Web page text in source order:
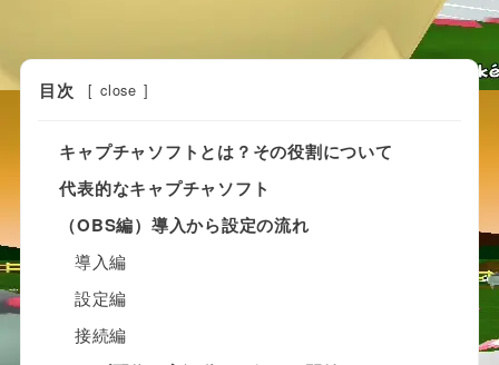
目次 [ close ]
キャプチャソフトとは？その役割について
代表的なキャプチャソフト
（OBS編）導入から設定の流れ
導入編
設定編
接続編